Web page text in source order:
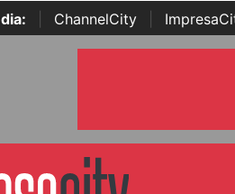
ChannelCity